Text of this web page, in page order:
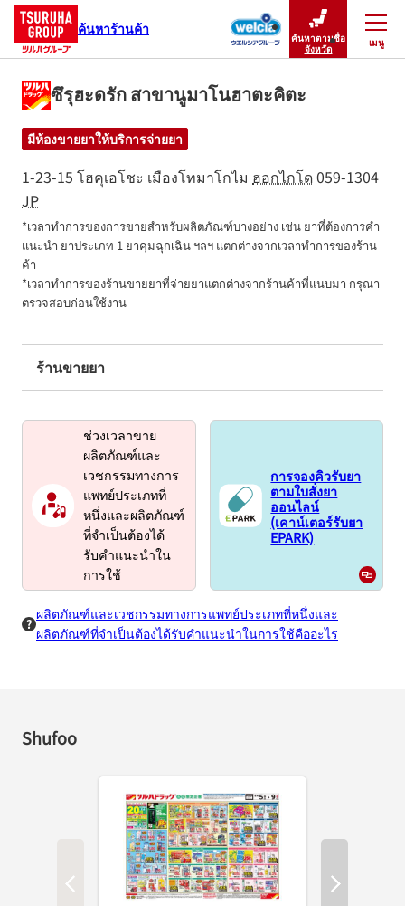
ค้นหาร้านค้า
ค้นหาตามชื่อ
จังหวัด
เมนู
ปิดเมนู
ซึรุฮะดรัก สาขานูมาโนฮาตะคิตะ
มีห้องขายยาให้บริการจ่ายยา
1-23-15 โฮคุเอโชะ เมืองโทมาโกไม ฮอกไกโด059-1304
JP
*เวลาทำการของการขายสำหรับผลิตภัณฑ์บางอย่าง เช่น ยาที่ต้องการคำ
แนะนำ ยาประเภท 1 ยาคุมฉุกเฉิน ฯลฯ แตกต่างจากเวลาทำการของร้าน
ค้า
*เวลาทำการของร้านขายยาที่จ่ายยาแตกต่างจากร้านค้าที่แนบมา กรุณา
ตรวจสอบก่อนใช้งาน
ร้านขายยา
ช่วงเวลาขาย
ผลิตภัณฑ์และ
เวชกรรมทางการ
แพทย์ประเภทที่
หนึ่งและผลิตภัณฑ์
ที่จำเป็นต้องได้
รับคำแนะนำใน
การใช้
การจองคิวรับยา
ตามใบสั่งยา
ออนไลน์
(เคาน์เตอร์รับยา
EPARK)
ผลิตภัณฑ์และเวชกรรมทางการแพทย์ประเภทที่หนึ่งและ
ผลิตภัณฑ์ที่จำเป็นต้องได้รับคำแนะนำในการใช้คืออะไร
Shufoo